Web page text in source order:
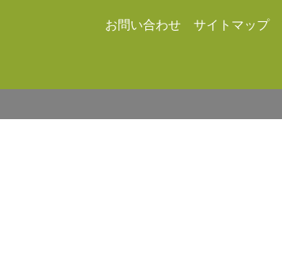
お問い合わせ サイトマップ